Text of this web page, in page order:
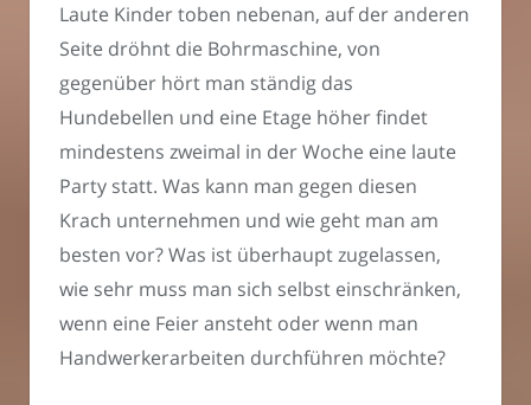
Laute Kinder toben nebenan, auf der anderen
Seite dröhnt die Bohrmaschine, von
gegenüber hört man ständig das
Hundebellen und eine Etage höher findet
mindestens zweimal in der Woche eine laute
Party statt. Was kann man gegen diesen
Krach unternehmen und wie geht man am
besten vor? Was ist überhaupt zugelassen,
wie sehr muss man sich selbst einschränken,
wenn eine Feier ansteht oder wenn man
Handwerkerarbeiten durchführen möchte?